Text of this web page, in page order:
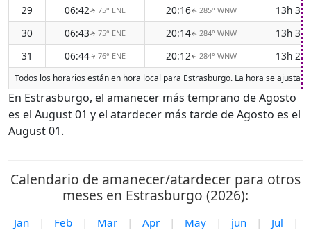
29 06:42↑ 75° ENE 20:16↑ 285° WNW
13h
30
06:43↑ 75° ENE 20:14↑ 284° WNW
13h
31
06:44↑ 76° ENE 20:12↑ 284° WNW 13h
Todos los horarios están en hora local para Estrasburgo. La hora se ajusta
En Estrasburgo, el amanecer más temprano de Agosto
es el August 01 y el atardecer más tarde de Agosto es el
August 01.
Calendario de amanecer/atardecer para otros
meses en Estrasburgo (2026):
Jan | Feb | Mar | Apr | May | jun | Jul
|